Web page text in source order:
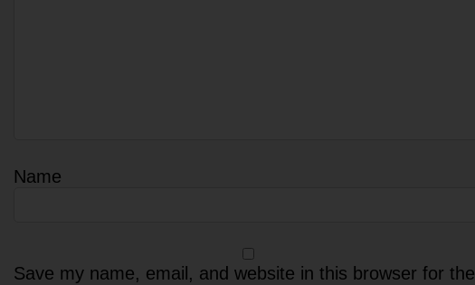
Name
Save my name, email, and website in this browser for the